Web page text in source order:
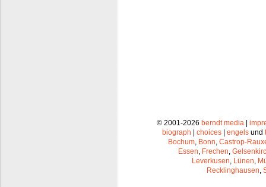
© 2001-2026 berndt media |
biograph | choices | engels und
Bochum Bonn Castrop-
Essen Frechen
Leverkusen Lünen
Recklinghausen